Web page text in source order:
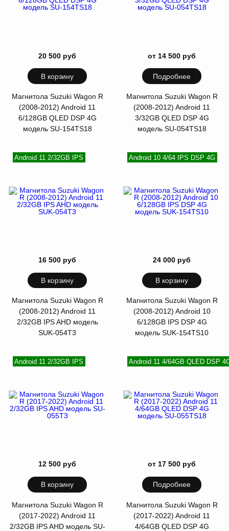
20 500 руб
В корзину
Магнитола Suzuki Wagon R
(2008-2012) Android 11
6/128GB QLED DSP 4G
модель SU-154TS18
от 14 500 руб
Подробнее
Магнитола Suzuki Wagon R
(2008-2012) Android 11
3/32GB QLED DSP 4G
модель SU-054TS18
Android 11 2/32GB IPS
16 500 руб
В корзину
Магнитола Suzuki Wagon R
(2008-2012) Android 11
2/32GB IPS AHD модель
SUK-054T3
Android 10 4/64 IPS DSP 4G
24 000 руб
В корзину
Магнитола Suzuki Wagon R
(2008-2012) Android 10
6/128GB IPS DSP 4G
модель SUK-154TS10
Android 11 2/32GB IPS
12 500 руб
В корзину
Магнитола Suzuki Wagon R
(2017-2022) Android 11
2/32GB IPS AHD модель SU-
Android 11 4/64GB QLED DSP
от 17 500 руб
Подробнее
Магнитола Suzuki Wagon R
(2017-2022) Android 11
4/64GB QLED DSP 4G